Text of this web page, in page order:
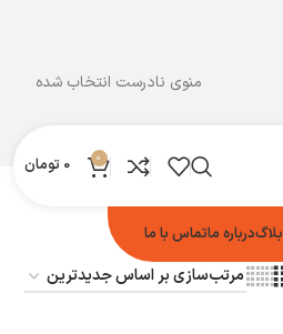
منوی نادرست انتخاب شده
0
0 تومان
بلاگدرباره ماتماس با ما